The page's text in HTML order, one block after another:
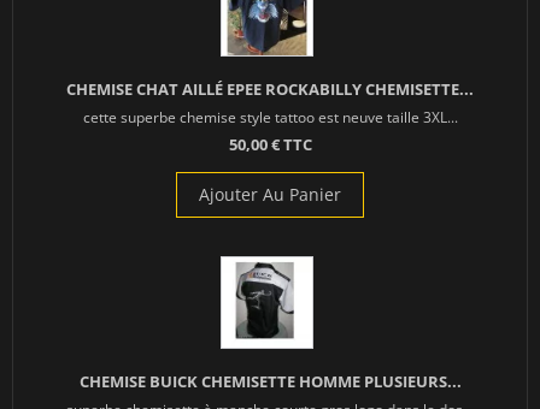
CHEMISE CHAT AILLÉ EPEE ROCKABILLY CHEMISETTE...
cette superbe chemise style tattoo est neuve taille 3XL...
50,00 € TTC
Ajouter Au Panier
CHEMISE BUICK CHEMISETTE HOMME PLUSIEURS...